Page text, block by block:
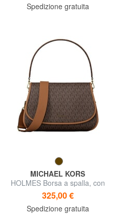
Spedizione gratuita
MICHAEL KORS
HOLMES Borsa a spalla, con
tracolla
325,00 €
Spedizione gratuita